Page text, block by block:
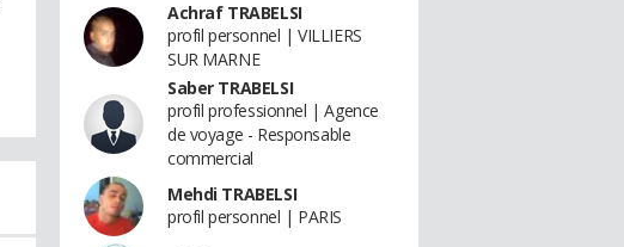
Achraf TRABELSI
profil personnel | VILLIERS
SUR MARNE
Saber TRABELSI
profil professionnel | Agence
de voyage - Responsable
commercial
Mehdi TRABELSI
profil personnel | PARIS